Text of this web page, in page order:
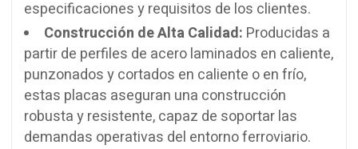
especificaciones y requisitos de los clientes.
Construcción de Alta Calidad: Producidas a
partir de perfiles de acero laminados en caliente,
punzonados y cortados en caliente o en frío,
estas placas aseguran una construcción
robusta y resistente, capaz de soportar las
demandas operativas del entorno ferroviario.